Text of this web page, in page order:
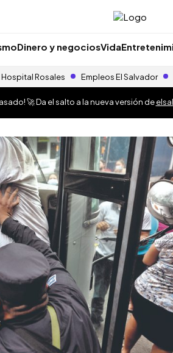
Dinero y negociosVida
Hospital Rosales Empleos El Salvador
🚀 Da el salto a la nueva versión de